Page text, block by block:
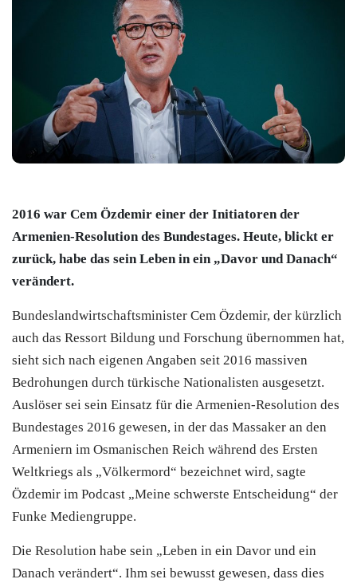
2016 war Cem Özdemir einer der Initiatoren der
Armenien-Resolution des Bundestages. Heute, blickt er
zurück, habe das sein Leben in ein „Davor und Danach“
verändert.
Bundeslandwirtschaftsminister Cem Özdemir, der kürzlich
auch das Ressort Bildung und Forschung übernommen hat,
sieht sich nach eigenen Angaben seit 2016 massiven
Bedrohungen durch türkische Nationalisten ausgesetzt.
Auslöser sei sein Einsatz für die Armenien-Resolution des
Bundestages 2016 gewesen, in der das Massaker an den
Armeniern im Osmanischen Reich während des Ersten
Weltkriegs als „Völkermord“ bezeichnet wird, sagte
Özdemir im Podcast „Meine schwerste Entscheidung“ der
Funke Mediengruppe.
Die Resolution habe sein „Leben in ein Davor und ein
Danach verändert“. Ihm sei bewusst gewesen, dass dies